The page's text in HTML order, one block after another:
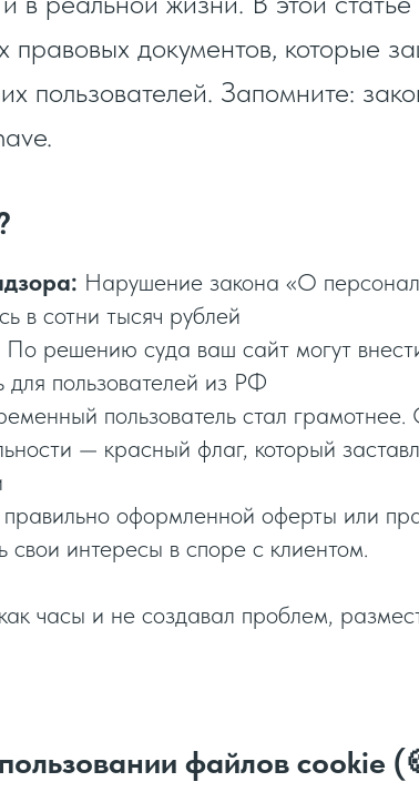
правовых документов, которые
пользователей. Запомните:
Нарушение закона «О
в сотни тысяч рублей
По решению суда ваш сайт могут
для пользователей из РФ
пользователь стал грамотнее.
— красный флаг, который
правильно оформленной оферты или
свои интересы в споре с клиентом.
часы и не создавал проблем,
файлов cookie